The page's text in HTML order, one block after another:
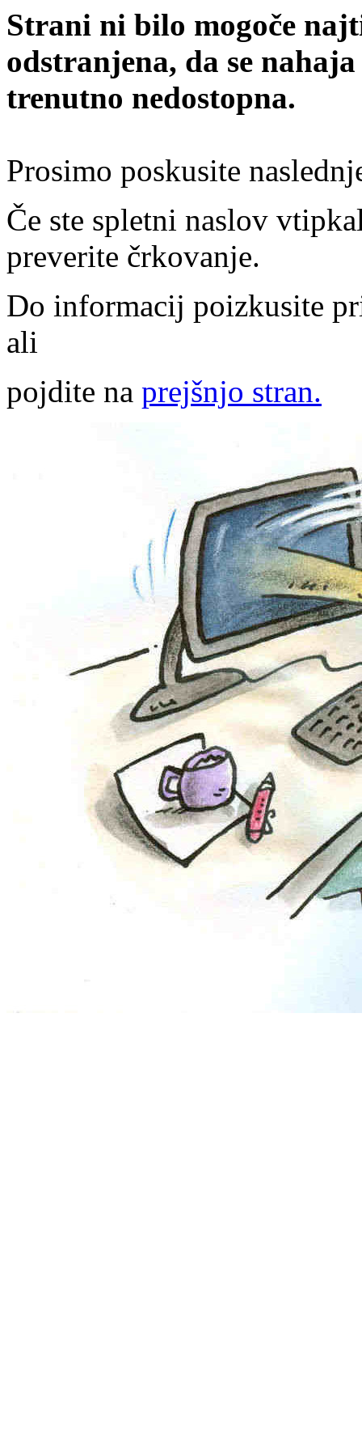
Strani ni bilo mogoče
odstranjena, da se
trenutno nedostopna.
Prosimo poskusite
Če ste spletni naslov
preverite črkovanje.
Do informacij poizkusite
ali
pojdite na prejšnjo stran.